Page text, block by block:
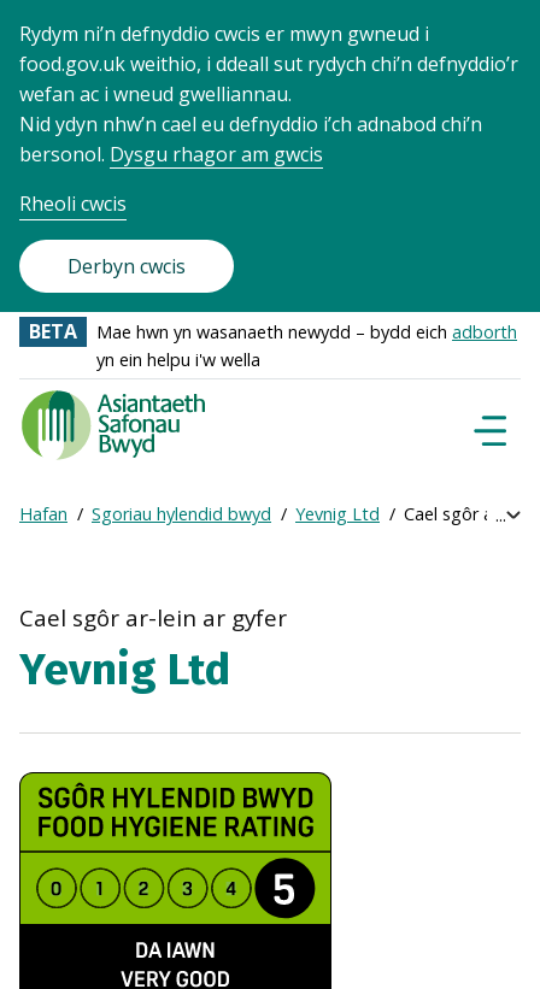
Rydym ni’n defnyddio cwcis er mwyn gwneud i
food.gov.uk weithio, i ddeall sut rydych chi’n defnyddio’r
wefan ac i wneud gwelliannau.
Nid ydyn nhw’n cael eu defnyddio i’ch adnabod chi’n
bersonol. Dysgu rhagor am gwcis
Rheoli cwcis
Derbyn cwcis
BETA Mae hwn yn wasanaeth newydd – bydd eich adborth
yn ein helpu i'w wella
Food
Standards
Agency
Frontpage
Breadcrumb
Hafan Sgoriau hylendid bwyd Yevnig Ltd Cael sgôr ar-lein
Cael sgôr ar-lein ar gyfer
Yevnig Ltd